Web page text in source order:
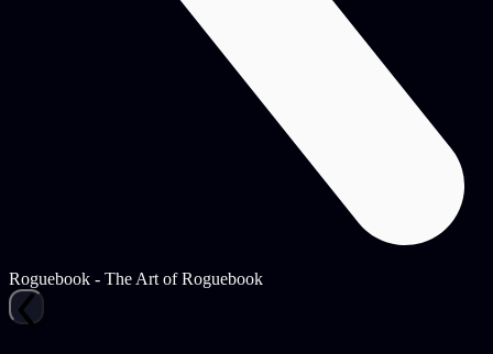
Roguebook - The Art of Roguebook